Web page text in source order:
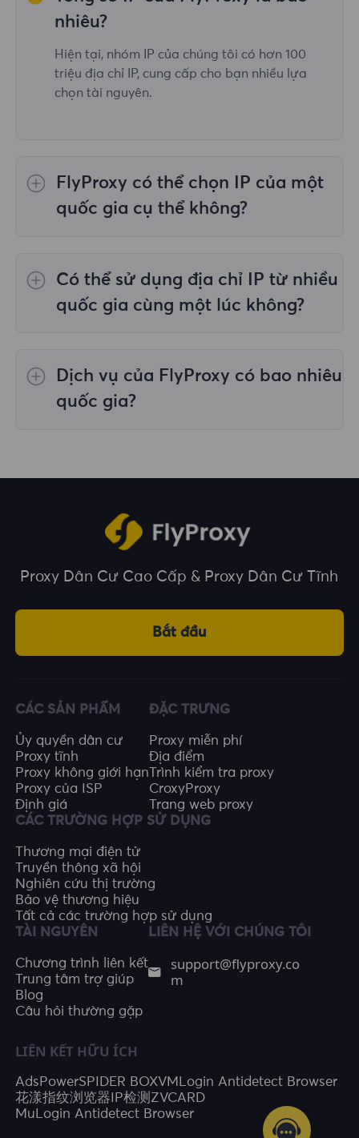
nhiêu?
Hiện tại, nhóm IP của chúng tôi có hơn 100
triệu địa chỉ IP, cung cấp cho bạn nhiều lựa
chọn tài nguyên.
FlyProxy có thể chọn IP của một
quốc gia cụ thể không?
toàn thế giới; Proxy dân cư không giới hạn
không hỗ trợ việc lựa chọn proxy cho các
quốc gia/khu vực được chỉ định;
Proxy dân
thời điểm mua.
Có thể sử dụng địa chỉ IP từ nhiều
quốc gia cùng một lúc không?
những trường hợp bạn cần thực hiện tác vụ
trên nhiều vị trí địa lý.
Dịch vụ của FlyProxy có bao nhiêu
quốc gia?
Proxy Dân Cư Cao Cấp & Proxy Dân Cư Tĩnh
Bắt đầu
CÁC SẢN PHẨM
Ủy quyền dân cư
Proxy tĩnh
Proxy không giới hạn
Proxy của ISP
Định giá
ĐẶC TRƯNG
Proxy miễn phí
Địa điểm
Trình kiểm tra proxy
CroxyProxy
Trang web proxy
CÁC TRƯỜNG HỢP SỬ DỤNG
Thương mại điện tử
Truyền thông xã hội
Nghiên cứu thị trường
Bảo vệ thương hiệu
Tất cả các trường hợp sử dụng
TÀI NGUYÊN
Chương trình liên kết
Trung tâm trợ giúp
Blog
Câu hỏi thường gặp
LIÊN HỆ VỚI CHÚNG TÔI
support@flyproxy.co
m
LIÊN KẾT HỮU ÍCH
AdsPowerSPIDER BOXVMLogin Antidetect Browser
花漾指纹浏览器 IP检测 ZVCARD
MuLogin Antidetect Browser